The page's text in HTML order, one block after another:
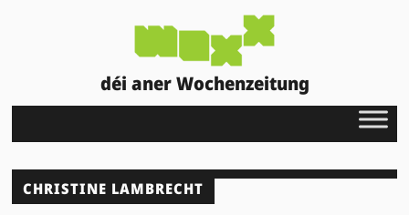
déi aner Wochenzeitung
CHRISTINE LAMBRECHT